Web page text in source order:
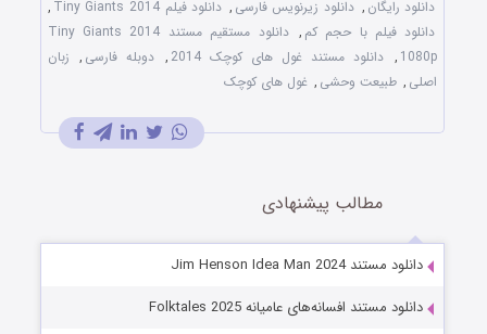
دانلود رایگان , دانلود زیرنویس فارسی , دانلود فیلم Tiny Giants 2014
,
دانلود فیلم با حجم کم ,
دانلود مستقیم مستند Tiny Giants 2014
1080p
, دانلود مستند غول های کوچک 2014 , دوبله فارسی , زبان
اصلی , طبیعت وحشی , غول های کوچک
مطالب پیشنهادی
دانلود مستند Jim Henson Idea Man 2024
دانلود مستند افسانه‌های عامیانه Folktales 2025